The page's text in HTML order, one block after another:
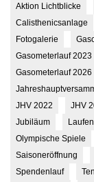
Aktion Lichtblicke
Calisthenicsanlage
Fotogalerie
Gasometerlauf 2023
Gasometerlauf 2026
JHV 2022
JHV
Jubiläum
Laufen
Olympische Spiele
Saisoneröffnung
Spendenlauf